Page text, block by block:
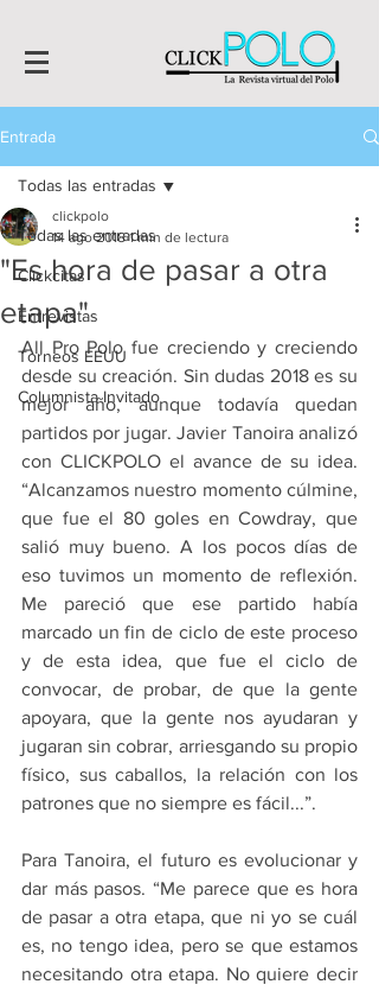
Entrada
Todas las entradas
Clickcitas
Entrevistas
Torneos EEUU
Columnista Invitado
Todas las entradas
"Es hora de pasar a otra
etapa"
clickpolo
14 ago 2018 1 min de lectura
All Pro Polo fue creciendo y creciendo
desde su creación. Sin dudas 2018 es su
mejor año, aunque todavía quedan
partidos por jugar. Javier Tanoira analizó
con CLICKPOLO el avance de su idea.
“Alcanzamos nuestro momento cúlmine,
que fue el 80 goles en Cowdray, que
salió muy bueno. A los pocos días de
eso tuvimos un momento de reflexión.
Me pareció que ese partido había
marcado un fin de ciclo de este proceso
y de esta idea, que fue el ciclo de
convocar, de probar, de que la gente
apoyara, que la gente nos ayudaran y
jugaran sin cobrar, arriesgando su propio
físico, sus caballos, la relación con los
patrones que no siempre es fácil...”.
Para Tanoira, el futuro es evolucionar y
dar más pasos. “Me parece que es hora
de pasar a otra etapa, que ni yo se cuál
es, no tengo idea, pero se que estamos
necesitando otra etapa. No quiere decir